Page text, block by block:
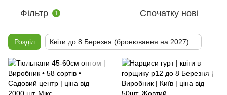
Фільтр 1 Спочатку нові
Розділ Квіти до 8 Березня (бронювання на 2027)